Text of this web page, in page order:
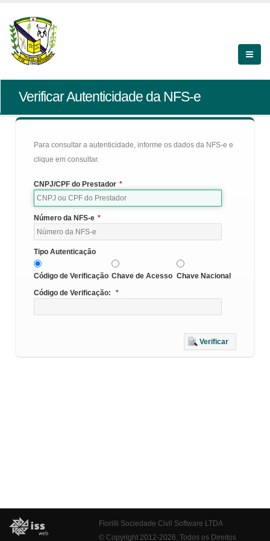
Verificar Autenticidade da NFS-e
Para consultar a autenticidade, informe os dados da NFS-e e
clique em consultar.
CNPJ/CPF do Prestador *
Número da NFS-e *
Tipo Autenticação
Código de Verificação Chave de Acesso Chave Nacional
Código de Verificação:
*
Verificar
Fiorilli Sociedade Civil Software LTDA
© Copyright 2012-2026. Todos os Direitos